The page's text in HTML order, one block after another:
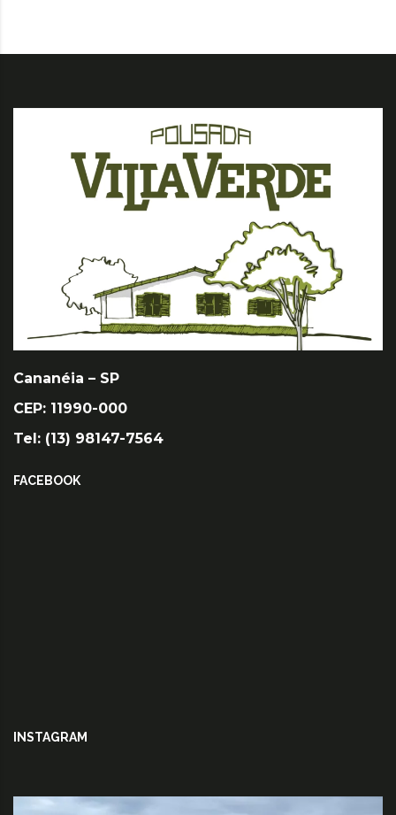
Cananéia – SP
CEP: 11990-000
Tel: (13) 98147-7564
FACEBOOK
INSTAGRAM